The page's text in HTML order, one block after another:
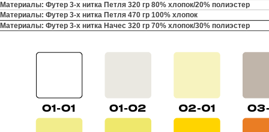
Материалы: Футер 3-х нитка Петля 320 гр 80% хлопок/20% полиэстер
Материалы: Футер 3-х нитка Петля 470 гр 100% хлопок
Материалы: Футер 3-х нитка Начес 320 гр 70% хлопок/30% полиэстер